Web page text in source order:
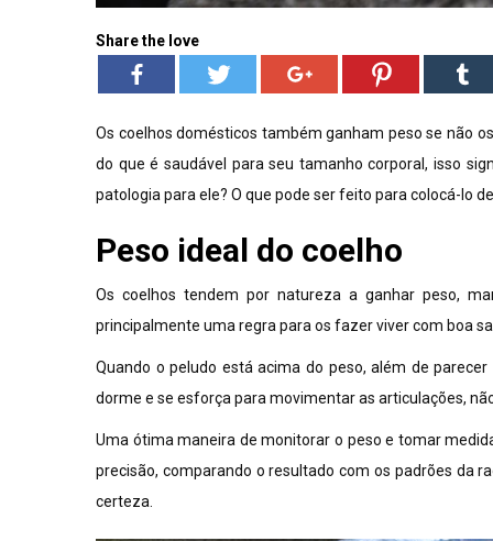
Share the love
Os coelhos domésticos também ganham peso se não
do que é saudável para seu tamanho corporal, isso
patologia para ele? O que pode ser feito para colocá-lo
Peso ideal do coelho
Os coelhos tendem por natureza a ganhar peso,
principalmente uma regra para os fazer viver com boa
Quando o peludo está acima do peso, além de
dorme e se esforça para movimentar as articulações,
Uma ótima maneira de monitorar o peso e tomar
precisão, comparando o resultado com os padrões da
certeza.